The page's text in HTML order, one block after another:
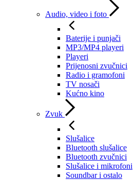
Audio, video i foto
Baterije i punjači
MP3/MP4 playeri
Playeri
Prijenosni zvučnici
Radio i gramofoni
TV nosači
Kućno kino
Zvuk
Slušalice
Bluetooth slušalice
Bluetooth zvučnici
Slušalice i mikrofoni
Soundbar i ostalo